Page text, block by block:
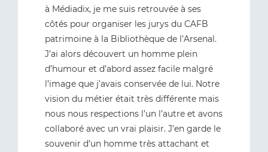
à Médiadix, je me suis retrouvée à ses
côtés pour organiser les jurys du CAFB
patrimoine à la Bibliothèque de l’Arsenal.
J’ai alors découvert un homme plein
d’humour et d’abord assez facile malgré
l’image que j’avais conservée de lui. Notre
vision du métier était très différente mais
nous nous respections l’un l’autre et avons
collaboré avec un vrai plaisir. J’en garde le
souvenir d’un homme très attachant et